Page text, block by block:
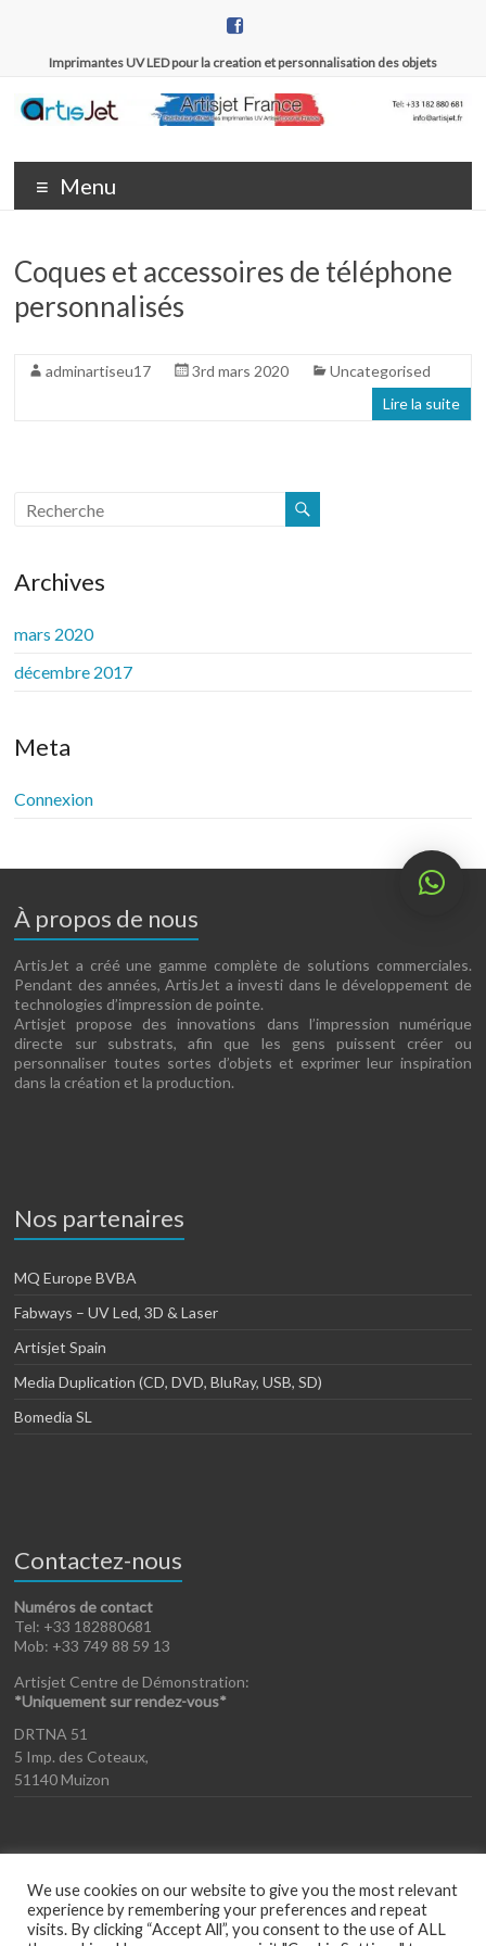
contenuImprimantes UV LED pour la creation et personnalisation des objets
Artisjet
France
officiel des
imprimantes
France
Menu
Coques et accessoires de téléphone
personnalisés
adminartiseu17 3rd mars 2020
Uncategorised
Lire la suite
Archives
mars 2020
décembre 2017
Meta
Connexion
À propos de nous
ArtisJet a créé une gamme complète de solutions commerciales.
Pendant des années, ArtisJet a investi dans le développement de
technologies d’impression de pointe.
Artisjet propose des innovations dans l’impression numérique
directe sur substrats, afin que les gens puissent créer ou
personnaliser toutes sortes d’objets et exprimer leur inspiration
dans la création et la production.
Nos partenaires
MQ Europe BVBA
Fabways – UV Led, 3D & Laser
Artisjet Spain
Media Duplication (CD, DVD, BluRay, USB, SD)
Bomedia SL
Contactez-nous
Numéros de contact
Tel: +33 182880681
Mob: +33 749 88 59 13
Artisjet Centre de Démonstration:
*Uniquement sur rendez-vous*
DRTNA 51
5 Imp. des Coteaux,
51140 Muizon
We use cookies on our website to give you the most relevant
experience by remembering your preferences and repeat
visits. By clicking “Accept All”, you consent to the use of ALL